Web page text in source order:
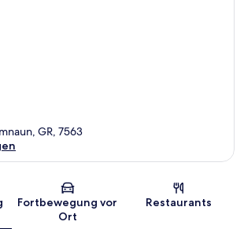
Karte
GR, 7563
Fortbewegung vor
Ort
Restaurants